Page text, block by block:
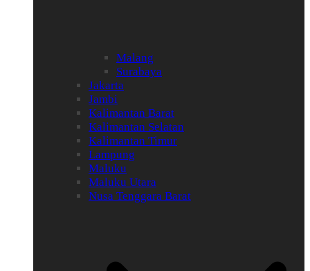
Malang
Surabaya
Jakarta
Jambi
Kalimantan Barat
Kalimantan Selatan
Kalimantan Timur
Lampung
Maluku
Maluku Utara
Nusa Tenggara Barat